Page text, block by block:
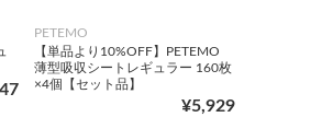
PETEMO
【単品より10%OFF】PETEMO
薄型吸収シートレギュラー 160枚
×4個【セット品】
¥5,929